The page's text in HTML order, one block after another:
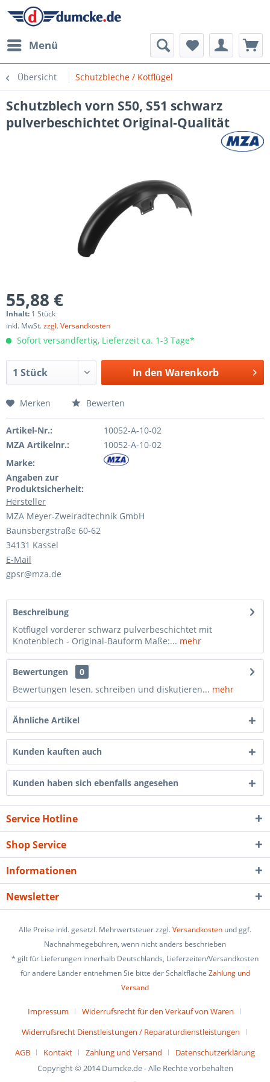
Menü
Übersicht Schutzbleche / Kotflügel
Schutzblech vorn S50, S51 schwarz
pulverbeschichtet Original-Qualität
55,88 €
Inhalt: 1 Stück
inkl. MwSt.zzgl. Versandkosten
Sofort versandfertig, Lieferzeit ca. 1-3 Tage*
In den Warenkorb
Merken Bewerten
Artikel-Nr.:
10052-A-10-02
MZA Artikelnr.:
10052-A-10-02
Marke:
Angaben zur
Produktsicherheit:
Hersteller
MZA Meyer-Zweiradtechnik GmbH
Baunsbergstraße 60-62
34131 Kassel
E-Mail
gpsr@mza.de
Beschreibung
Kotflügel vorderer schwarz pulverbeschichtet mit
Knotenblech - Original-Bauform Maße:... mehr
Bewertungen
0
Bewertungen lesen, schreiben und diskutieren... mehr
Ähnliche Artikel
Kunden kauften auch
Kunden haben sich ebenfalls angesehen
Service Hotline
Shop Service
Informationen
Newsletter
Alle Preise inkl. gesetzl. Mehrwertsteuer zzgl.Versandkosten und ggf.
Nachnahmegebühren, wenn nicht anders beschrieben
* gilt für Lieferungen innerhalb Deutschlands, Lieferzeiten/Versandkosten
für andere Länder entnehmen Sie bitte der Schaltfläche Zahlung und
Versand
Impressum
Widerrufsrecht für den Verkauf von Waren
Widerrufsrecht Dienstleistungen / Reparaturdienstleistungen
AGB
Kontakt Zahlung und Versand
Datenschutzerklärung
Copyright © 2014 Dumcke.de - Alle Rechte vorbehalten